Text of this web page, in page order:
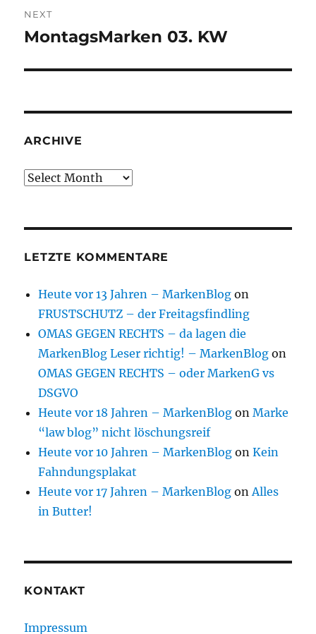
NEXT
Next
MontagsMarken 03. KW
ARCHIVE
Archive
LETZTE KOMMENTARE
Heute vor 13 Jahren – MarkenBlog on
FRUSTSCHUTZ – der Freitagsfindling
OMAS GEGEN RECHTS – da lagen die
MarkenBlog Leser richtig! – MarkenBlog on
OMAS GEGEN RECHTS – oder MarkenG vs
DSGVO
Heute vor 18 Jahren – MarkenBlog onMarke
“law blog” nicht löschungsreif
Heute vor 10 Jahren – MarkenBlog onKein
Fahndungsplakat
Heute vor 17 Jahren – MarkenBlog onAlles
in Butter!
KONTAKT
Impressum